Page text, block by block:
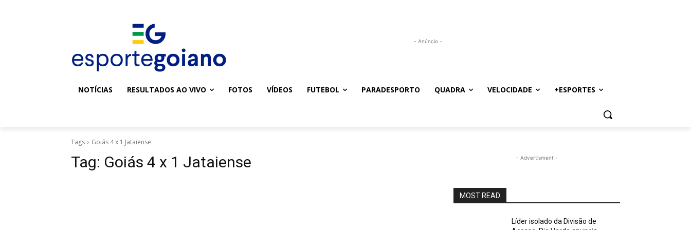
- Anúncio -
NOTÍCIAS RESULTADOS AO VIVO FOTOS VÍDEOS FUTEBOL PARADESPORTO QUADRA VELOCIDADE +ESPORTES
Tags Goiás 4 x 1 Jataiense
Tag: Goiás 4 x 1 Jataiense - Advertisment -
MOST READ
Líder isolado da Divisão de